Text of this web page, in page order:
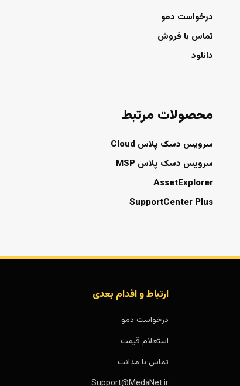
درخواست دمو
تماس با فروش
دانلود
محصولات مرتبط
سرویس دسک پلاس Cloud
سرویس دسک پلاس MSP
AssetExplorer
SupportCenter Plus
ارتباط و اقدام بعدی
درخواست دمو
استعلام قیمت
تماس با مدانت